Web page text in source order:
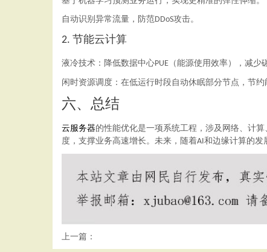
自动识别异常流量，防范DDoS攻击。
2. 节能云计算
液冷技术：降低数据中心PUE （能源使用效率），减少
闲时资源调度：在低运行时段自动休眠部分节点，节约
六、总结
云服务器的性能优化是一项系统工程，涉及网络、计
度，支撑业务高速增长。未来，随着AI和边缘计算的发
上一篇：